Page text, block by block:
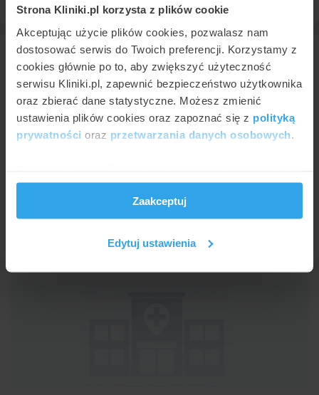
Strona Kliniki.pl korzysta z plików cookie
Akceptując użycie plików cookies, pozwalasz nam
dostosować serwis do Twoich preferencji. Korzystamy z
cookies głównie po to, aby zwiększyć użyteczność
serwisu Kliniki.pl, zapewnić bezpieczeństwo użytkownika
oraz zbierać dane statystyczne. Możesz zmienić
ustawienia plików cookies oraz zapoznać się z polityką
prywatności oraz przetwarzania danych osobowych
i reklam, aby oferować funkcje społecznościowe i
analizować ruch w naszej witrynie. Informacje o tym, jak
korzystasz z naszej witryny, udostępniamy partnerom
społecznościowym, reklamowym i analitycznym.
otrzymanymi od Ciebie lub uzyskanymi podczas
Zaakceptuj
Edytuj ustawienia
Łódź,8 placówek -pokaż adresy (126 km od Kielc)
1053 opinii